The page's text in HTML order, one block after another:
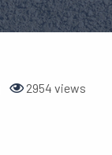
2954 views